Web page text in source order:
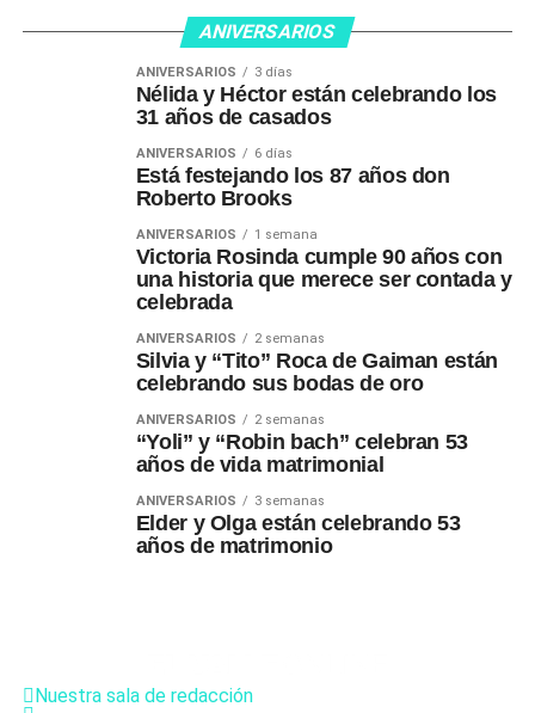
ANIVERSARIOS
ANIVERSARIOS 3 días
Nélida y Héctor están celebrando los
31 años de casados
ANIVERSARIOS 6 días
Está festejando los 87 años don
Roberto Brooks
ANIVERSARIOS 1 semana
Victoria Rosinda cumple 90 años con
una historia que merece ser contada y
celebrada
ANIVERSARIOS 2 semanas
Silvia y “Tito” Roca de Gaiman están
celebrando sus bodas de oro
ANIVERSARIOS 2 semanas
“Yoli” y “Robin bach” celebran 53
años de vida matrimonial
ANIVERSARIOS 3 semanas
Elder y Olga están celebrando 53
años de matrimonio
Nuestra sala de redacción